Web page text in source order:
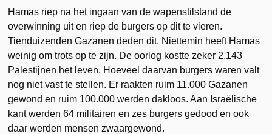
Hamas riep na het ingaan van de wapenstilstand de
overwinning uit en riep de burgers op dit te vieren.
Tienduizenden Gazanen deden dit. Niettemin heeft Hamas
weinig om trots op te zijn. De oorlog kostte zeker 2.143
Palestijnen het leven. Hoeveel daarvan burgers waren valt
nog niet vast te stellen. Er raakten ruim 11.000 Gazanen
gewond en ruim 100.000 werden dakloos. Aan Israëlische
kant werden 64 militairen en zes burgers gedood en ook
daar werden mensen zwaargewond.